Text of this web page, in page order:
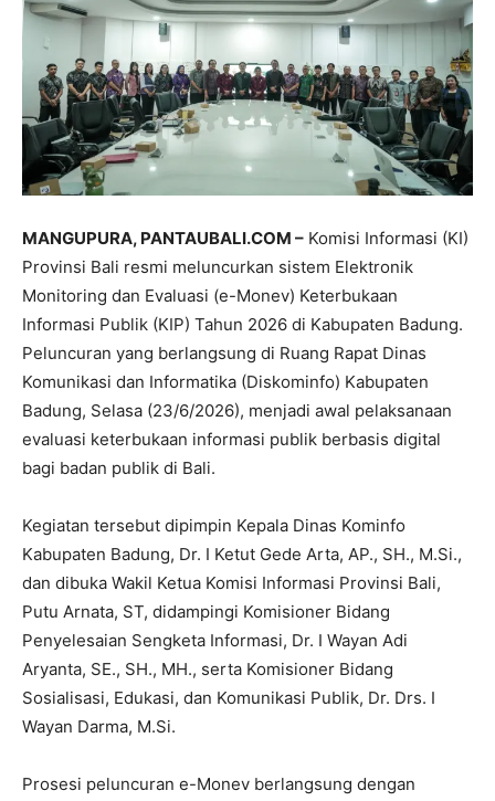
MANGUPURA, PANTAUBALI.COM – Komisi Informasi (KI)
Provinsi Bali resmi meluncurkan sistem Elektronik
Monitoring dan Evaluasi (e-Monev) Keterbukaan
Informasi Publik (KIP) Tahun 2026 di Kabupaten Badung.
Peluncuran yang berlangsung di Ruang Rapat Dinas
Komunikasi dan Informatika (Diskominfo) Kabupaten
Badung, Selasa (23/6/2026), menjadi awal pelaksanaan
evaluasi keterbukaan informasi publik berbasis digital
bagi badan publik di Bali.
Kegiatan tersebut dipimpin Kepala Dinas Kominfo
Kabupaten Badung, Dr. I Ketut Gede Arta, AP., SH., M.Si.,
dan dibuka Wakil Ketua Komisi Informasi Provinsi Bali,
Putu Arnata, ST, didampingi Komisioner Bidang
Penyelesaian Sengketa Informasi, Dr. I Wayan Adi
Aryanta, SE., SH., MH., serta Komisioner Bidang
Sosialisasi, Edukasi, dan Komunikasi Publik, Dr. Drs. I
Wayan Darma, M.Si.
Prosesi peluncuran e-Monev berlangsung dengan